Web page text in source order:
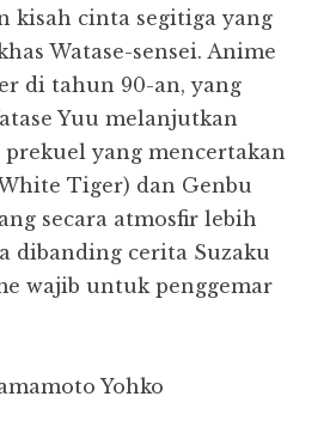
kisah cinta segitiga yang
Watase-sensei. Anime
di tahun 90-an, yang
Yuu melanjutkan
yang mencertakan
Tiger) dan Genbu
secara atmosfir lebih
dibanding cerita Suzaku
wajib untuk penggemar
Yohko